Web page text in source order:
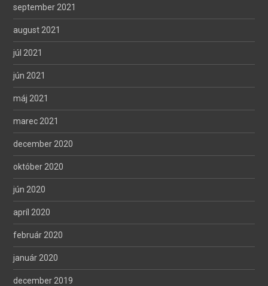
september 2021
august 2021
júl 2021
jún 2021
máj 2021
marec 2021
december 2020
október 2020
jún 2020
apríl 2020
február 2020
január 2020
december 2019